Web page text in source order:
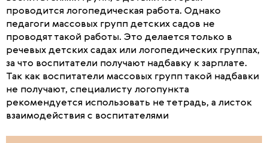
проводится логопедическая работа. Однако
педагоги массовых групп детских садов не
проводят такой работы. Это делается только в
речевых детских садах или логопедических группах,
за что воспитатели получают надбавку к зарплате.
Так как воспитатели массовых групп такой надбавки
не получают, специалисту логопункта
рекомендуется использовать не тетрадь, а листок
взаимодействия с воспитателями